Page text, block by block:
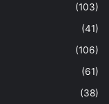
(103)
(41)
(106)
(61)
(38)